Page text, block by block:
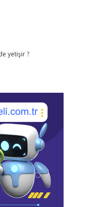
yetişir ?